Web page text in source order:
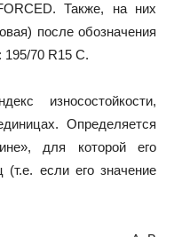
Также, на них
после обозначения
195/70 R15 C.
износостойкости,
Определяется
для которой его
(т.е. если его значение